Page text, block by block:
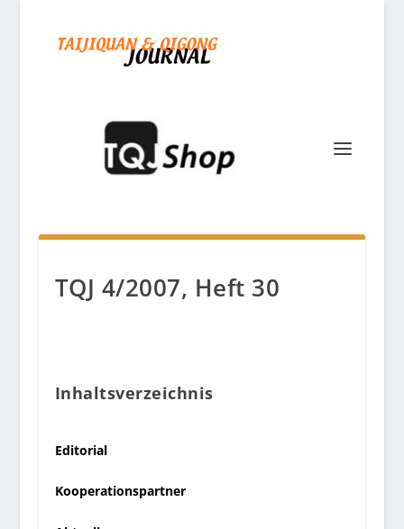
TQJ 4/2007, Heft 30
Inhaltsverzeichnis
Editorial
Kooperationspartner